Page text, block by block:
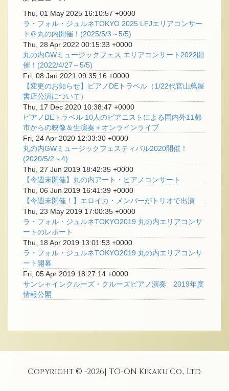
Thu, 01 May 2025 16:10:57 +0000
ラ・フォル・ジュルネTOKYO 2025 LFJエリアコンサー
ト＠丸の内開催！(2025/5/3～5/5)
Thu, 28 Apr 2022 00:15:33 +0000
丸の内GWミュージックフェス エリアコンサート2022開
催！(2022/4/27～5/5)
Fri, 08 Jan 2021 09:35:16 +0000
【変更のお知らせ】ピアノDEトラベル（1/22代官山蔦屋
書店公演について）
Thu, 17 Dec 2020 10:38:47 +0000
ピアノDEトラベル 10人のピアニストによる国内外11都
市からの映像＆生演奏＋オンラインライブ
Fri, 24 Apr 2020 12:33:30 +0000
丸の内GWミュージックフェスティバル2020開催！
(2020/5/2～4)
Thu, 27 Jun 2019 18:42:35 +0000
【今週末開催】丸の内アート・ピアノコンサート
Thu, 06 Jun 2019 16:41:39 +0000
【今週末開催！】エロイカ・メンバーがトリオで出演
Thu, 23 May 2019 17:00:35 +0000
ラ・フォル・ジュルネTOKYO2019 丸の内エリアコンサ
ートのレポート
Thu, 18 Apr 2019 13:01:53 +0000
ラ・フォル・ジュルネTOKYO2019 丸の内エリアコンサ
ート開幕
Fri, 05 Apr 2019 18:27:14 +0000
サンシャインクルーズ・クルーズピアノ演奏 2019年度
情報公開
Copyright © -2026| TO-ON Kikaku Co., Ltd.